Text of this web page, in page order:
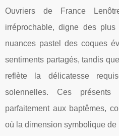
Ouvriers de France
irréprochable, digne des
nuances pastel des coques
sentiments partagés, tandis
reflète la délicatesse
solennelles. Ces présents
parfaitement aux baptêmes,
où la dimension symbolique